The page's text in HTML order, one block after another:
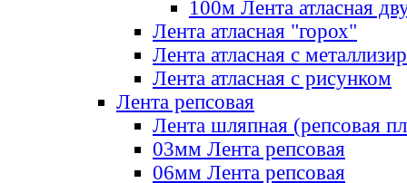
100м Лента атласная
Лента атласная "горох"
Лента атласная с
Лента атласная с рисунком
Лента репсовая
Лента шляпная (репсовая
03мм Лента репсовая
06мм Лента репсовая